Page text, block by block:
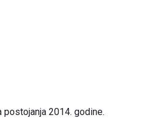
2014. godine.